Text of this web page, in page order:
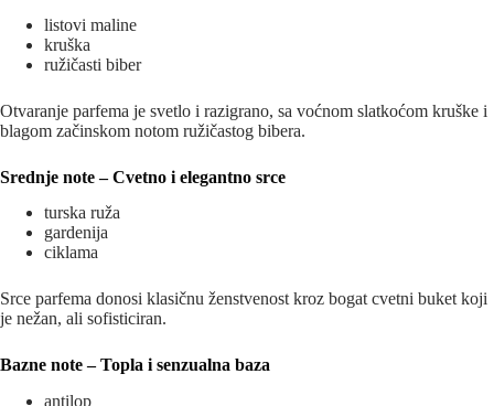
listovi maline
kruška
ružičasti biber
Otvaranje parfema je svetlo i razigrano, sa voćnom slatkoćom kruške i
blagom začinskom notom ružičastog bibera.
Srednje note – Cvetno i elegantno srce
turska ruža
gardenija
ciklama
Srce parfema donosi klasičnu ženstvenost kroz bogat cvetni buket koji
je nežan, ali sofisticiran.
Bazne note – Topla i senzualna baza
antilop